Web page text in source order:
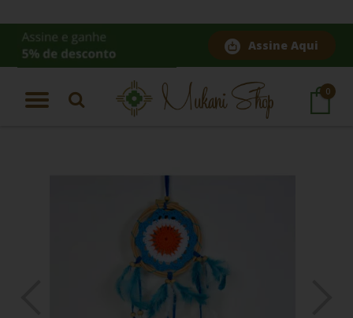
Assine Aqui
0
Página Inicial | Filtro dos Sonhos Croche